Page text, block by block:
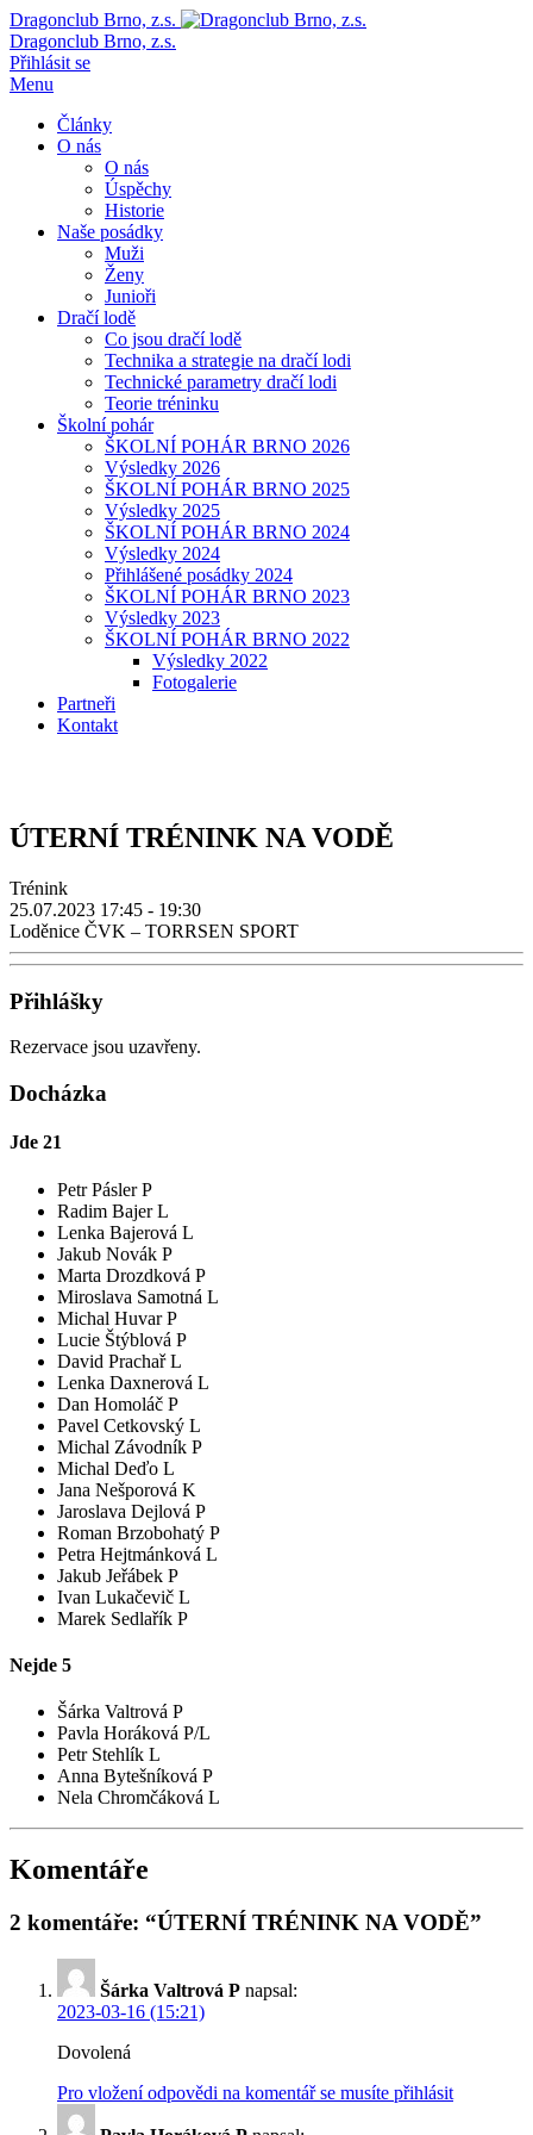
Dragonclub Brno, z.s.
Dragonclub Brno, z.s.
Přihlásit se
Menu
Články
O nás
O nás
Úspěchy
Historie
Naše posádky
Muži
Ženy
Junioři
Dračí lodě
Co jsou dračí lodě
Technika a strategie na dračí lodi
Technické parametry dračí lodi
Teorie tréninku
Školní pohár
ŠKOLNÍ POHÁR BRNO 2026
Výsledky 2026
ŠKOLNÍ POHÁR BRNO 2025
Výsledky 2025
ŠKOLNÍ POHÁR BRNO 2024
Výsledky 2024
Přihlášené posádky 2024
ŠKOLNÍ POHÁR BRNO 2023
Výsledky 2023
ŠKOLNÍ POHÁR BRNO 2022
Výsledky 2022
Fotogalerie
Partneři
Kontakt
ÚTERNÍ TRÉNINK NA VODĚ
Trénink
25.07.2023 17:45 - 19:30
Loděnice ČVK – TORRSEN SPORT
Přihlášky
Rezervace jsou uzavřeny.
Docházka
Jde 21
Petr Pásler P
Radim Bajer L
Lenka Bajerová L
Jakub Novák P
Marta Drozdková P
Miroslava Samotná L
Michal Huvar P
Lucie Štýblová P
David Prachař L
Lenka Daxnerová L
Dan Homoláč P
Pavel Cetkovský L
Michal Závodník P
Michal Deďo L
Jana Nešporová K
Jaroslava Dejlová P
Roman Brzobohatý P
Petra Hejtmánková L
Jakub Jeřábek P
Ivan Lukačevič L
Marek Sedlařík P
Nejde 5
Šárka Valtrová P
Pavla Horáková P/L
Petr Stehlík L
Anna Bytešníková P
Nela Chromčáková L
Komentáře
2 komentáře: “ÚTERNÍ TRÉNINK NA VODĚ”
Šárka Valtrová P napsal:
2023-03-16 (15:21)
Dovolená
Pro vložení odpovědi na komentář se musíte přihlásit